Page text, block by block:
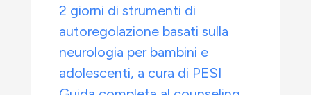
2 giorni di strumenti di
autoregolazione basati sulla
neurologia per bambini e
adolescenti, a cura di PESI